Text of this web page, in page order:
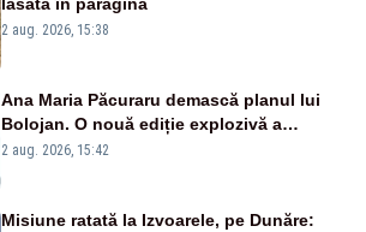
2 aug. 2026, 15:38
Ana Maria Păcuraru demască planul lui
Bolojan. O nouă ediție explozivă a
emisiunii „Miza Zilei” la Realitatea PLUS
2 aug. 2026, 15:42
Misiune ratată la Izvoarele, pe Dunăre: